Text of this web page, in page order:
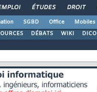
ÉTUDES DROIT
SGBD Office Mobiles
DÉBATS WIKI DICO